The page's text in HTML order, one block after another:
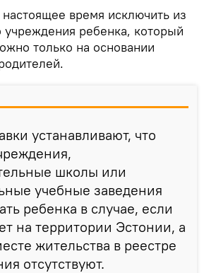
время исключить из
учреждения ребенка, который
только на основании
устанавливают, что
школы или
учебные заведения
ребенка в случае, если
на территории Эстонии, а
жительства в реестре
отсутствуют.